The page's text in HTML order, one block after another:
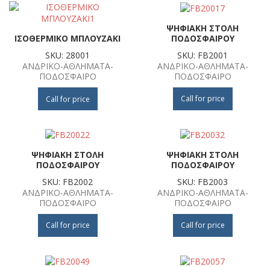
ΙΣΟΘΕΡΜΙΚΟ ΜΠΛΟΥΖΑΚΙ
SKU: 28001
ΑΝΔΡΙΚΟ-ΑΘΛΗΜΑΤΑ-
ΠΟΔΟΣΦΑΙΡΟ
Call for price
ΨΗΦΙΑΚΗ ΣΤΟΛΗ
ΠΟΔΟΣΦΑΙΡΟΥ
SKU: FB2001
ΑΝΔΡΙΚΟ-ΑΘΛΗΜΑΤΑ-
ΠΟΔΟΣΦΑΙΡΟ
Call for price
ΨΗΦΙΑΚΗ ΣΤΟΛΗ
ΠΟΔΟΣΦΑΙΡΟΥ
SKU: FB2002
ΑΝΔΡΙΚΟ-ΑΘΛΗΜΑΤΑ-
ΠΟΔΟΣΦΑΙΡΟ
Call for price
ΨΗΦΙΑΚΗ ΣΤΟΛΗ
ΠΟΔΟΣΦΑΙΡΟΥ
SKU: FB2003
ΑΝΔΡΙΚΟ-ΑΘΛΗΜΑΤΑ-
ΠΟΔΟΣΦΑΙΡΟ
Call for price